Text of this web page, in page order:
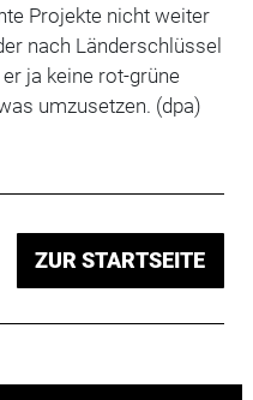
Projekte nicht weiter
nach Länderschlüssel
ja keine rot-grüne
umzusetzen. (dpa)
ZUR STARTSEITE